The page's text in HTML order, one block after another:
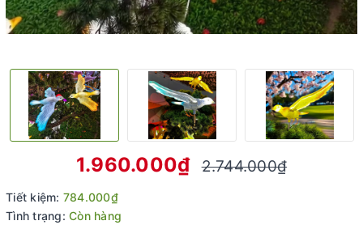
1.960.000₫ 2.744.000₫
Tiết kiệm: 784.000₫
Tình trạng: Còn hàng